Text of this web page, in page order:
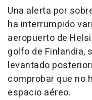
Una alerta por
ha interrumpido
aeropuerto de
golfo de Finlandia,
levantado
comprobar que no
espacio aéreo.